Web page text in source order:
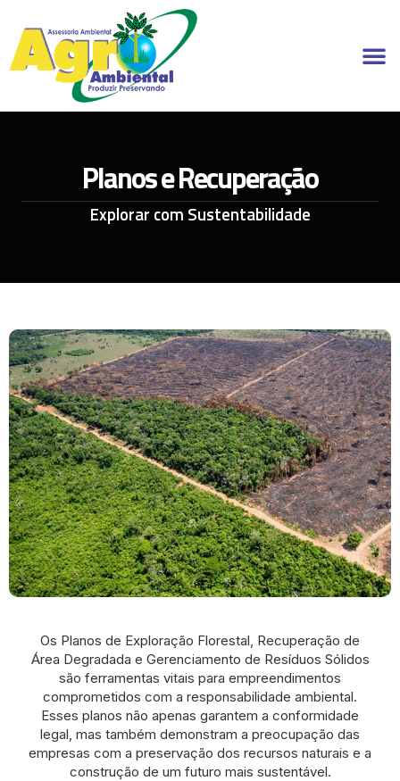
para
conteúdo
Planos e Recuperação
Explorar com Sustentabilidade
Os Planos de Exploração Florestal, Recuperação de
Área Degradada e Gerenciamento de Resíduos Sólidos
são ferramentas vitais para empreendimentos
comprometidos com a responsabilidade ambiental.
Esses planos não apenas garantem a conformidade
legal, mas também demonstram a preocupação das
empresas com a preservação dos recursos naturais e a
construção de um futuro mais sustentável.